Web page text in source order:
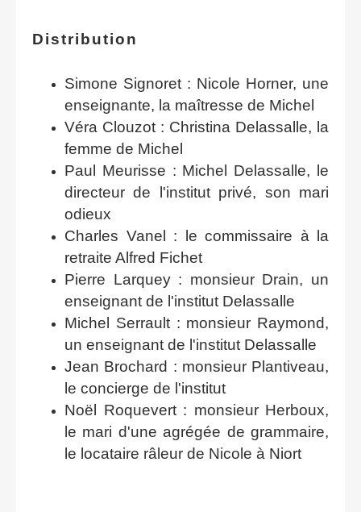
Distribution
Simone Signoret : Nicole Horner, une
enseignante, la maîtresse de Michel
Véra Clouzot : Christina Delassalle, la
femme de Michel
Paul Meurisse : Michel Delassalle, le
directeur de l'institut privé, son mari
odieux
Charles Vanel : le commissaire à la
retraite Alfred Fichet
Pierre Larquey : monsieur Drain, un
enseignant de l'institut Delassalle
Michel Serrault : monsieur Raymond,
un enseignant de l'institut Delassalle
Jean Brochard : monsieur Plantiveau,
le concierge de l'institut
Noël Roquevert : monsieur Herboux,
le mari d'une agrégée de grammaire,
le locataire râleur de Nicole à Niort